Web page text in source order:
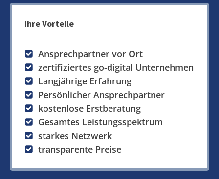
Ihre Vorteile
Ansprechpartner vor Ort
zertifiziertes go-digital Unternehmen
Langjährige Erfahrung
Persönlicher Ansprechpartner
kostenlose Erstberatung
Gesamtes Leistungsspektrum
starkes Netzwerk
transparente Preise